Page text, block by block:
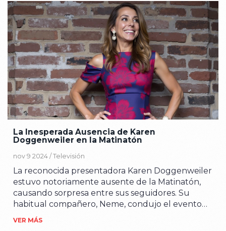
La Inesperada Ausencia de Karen
Doggenweiler en la Matinatón
nov 9 2024 /Televisión
La reconocida presentadora Karen Doggenweiler
estuvo notoriamente ausente de la Matinatón,
causando sorpresa entre sus seguidores. Su
habitual compañero, Neme, condujo el evento
junto a la periodista Marianne Schmidt. Aunque
VER MÁS